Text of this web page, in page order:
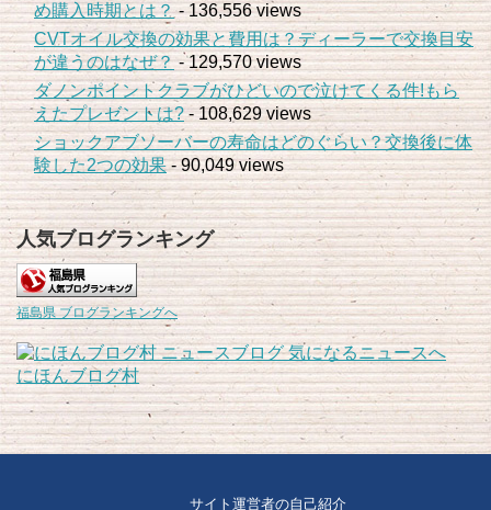
め購入時期とは？- 136,556 views
CVTオイル交換の効果と費用は？ディーラーで交換目安
が違うのはなぜ？- 129,570 views
ダノンポイントクラブがひどいので泣けてくる件!もら
えたプレゼントは?- 108,629 views
ショックアブソーバーの寿命はどのぐらい？交換後に体
験した2つの効果- 90,049 views
人気ブログランキング
福島県 ブログランキングへ
にほんブログ村
サイト運営者の自己紹介